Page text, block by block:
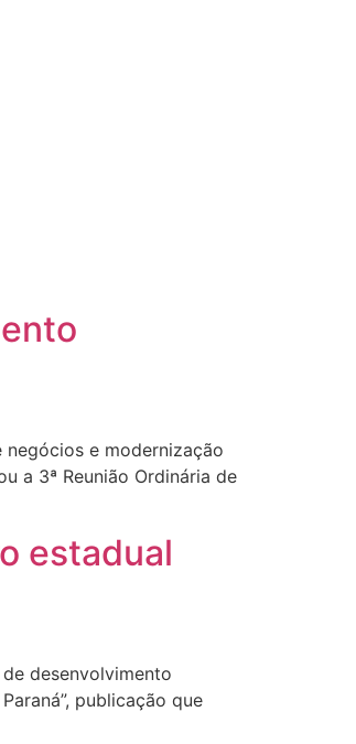
e modernização
a 3ª Reunião Ordinária de
estadual
desenvolvimento
publicação que